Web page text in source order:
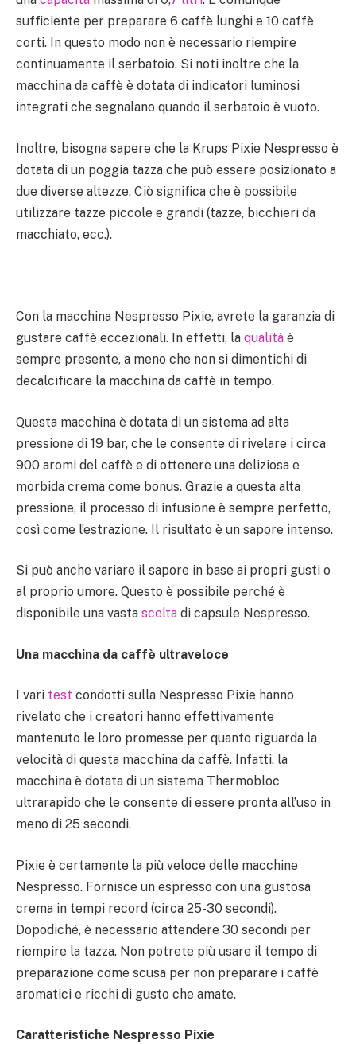
sufficiente per preparare 6 caffè lunghi e 10 caffè
corti. In questo modo non è necessario riempire
continuamente il serbatoio. Si noti inoltre che la
macchina da caffè è dotata di indicatori luminosi
integrati che segnalano quando il serbatoio è vuoto.
Inoltre, bisogna sapere che la Krups Pixie Nespresso è
dotata di un poggia tazza che può essere posizionato a
due diverse altezze. Ciò significa che è possibile
utilizzare tazze piccole e grandi (tazze, bicchieri da
macchiato, ecc.).
Con la macchina Nespresso Pixie, avrete la garanzia di
gustare caffè eccezionali. In effetti, la qualità è
sempre presente, a meno che non si dimentichi di
decalcificare la macchina da caffè in tempo.
Questa macchina è dotata di un sistema ad alta
pressione di 19 bar, che le consente di rivelare i circa
900 aromi del caffè e di ottenere una deliziosa e
morbida crema come bonus. Grazie a questa alta
pressione, il processo di infusione è sempre perfetto,
così come l’estrazione. Il risultato è un sapore intenso.
Si può anche variare il sapore in base ai propri gusti o
al proprio umore. Questo è possibile perché è
disponibile una vasta scelta di capsule Nespresso.
Una macchina da caffè ultraveloce
I vari test condotti sulla Nespresso Pixie hanno
rivelato che i creatori hanno effettivamente
mantenuto le loro promesse per quanto riguarda la
velocità di questa macchina da caffè. Infatti, la
macchina è dotata di un sistema Thermobloc
ultrarapido che le consente di essere pronta all’uso in
meno di 25 secondi.
Pixie è certamente la più veloce delle macchine
Nespresso. Fornisce un espresso con una gustosa
crema in tempi record (circa 25-30 secondi).
Dopodiché, è necessario attendere 30 secondi per
riempire la tazza. Non potrete più usare il tempo di
preparazione come scusa per non preparare i caffè
aromatici e ricchi di gusto che amate.
Caratteristiche Nespresso Pixie